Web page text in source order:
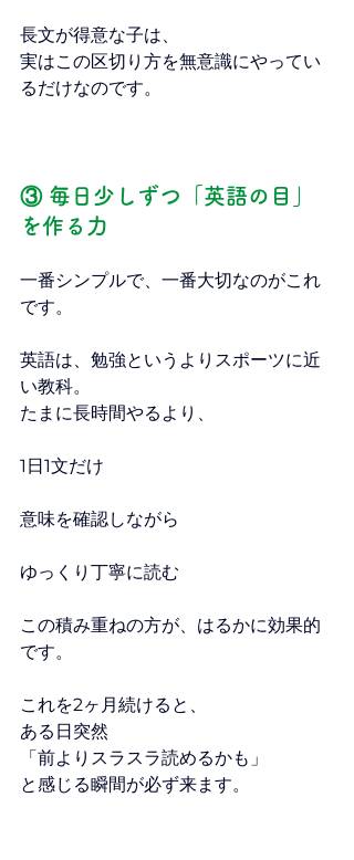
長文が得意な子は、
実はこの区切り方を無意識にやってい
るだけなのです。
③ 毎日少しずつ「英語の目」
を作る力
一番シンプルで、一番大切なのがこれ
です。
英語は、勉強というよりスポーツに近
い教科。
たまに長時間やるより、
1日1文だけ
意味を確認しながら
ゆっくり丁寧に読む
この積み重ねの方が、はるかに効果的
です。
これを2ヶ月続けると、
ある日突然
「前よりスラスラ読めるかも」
と感じる瞬間が必ず来ます。